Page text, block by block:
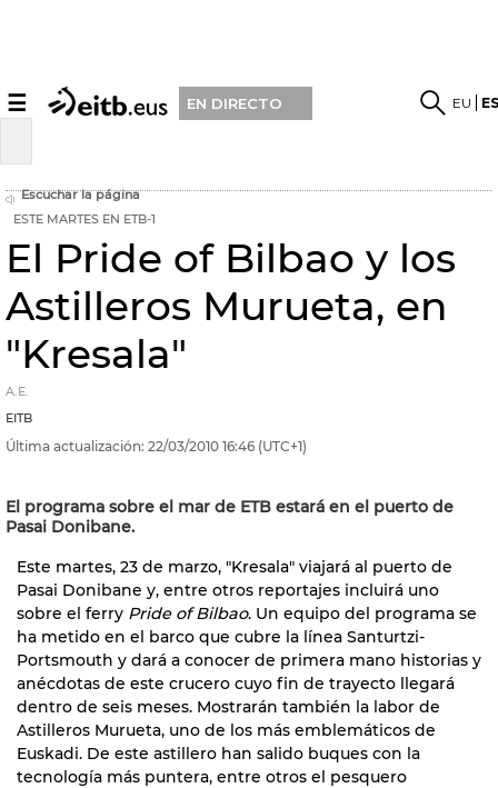
☰ EN DIRECTO EU
Escuchar la página
ESTE MARTES EN ETB-1
El Pride of Bilbao y los
Astilleros Murueta, en
"Kresala"
A.E.
EITB
Última actualización: 22/03/2010 16:46 (UTC+1)
El programa sobre el mar de ETB estará en el puerto de
Pasai Donibane.
Este martes, 23 de marzo, "Kresala" viajará al puerto de
Pasai Donibane y, entre otros reportajes incluirá uno
sobre el ferry Pride of Bilbao. Un equipo del programa se
ha metido en el barco que cubre la línea Santurtzi-
Portsmouth y dará a conocer de primera mano historias y
anécdotas de este crucero cuyo fin de trayecto llegará
dentro de seis meses. Mostrarán también la labor de
Astilleros Murueta, uno de los más emblemáticos de
Euskadi. De este astillero han salido buques con la
tecnología más puntera, entre otros el pesquero